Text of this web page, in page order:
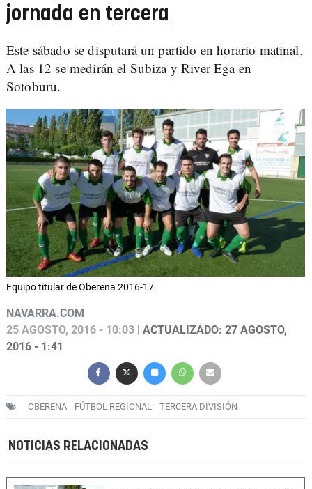
jornada en tercera
Este sábado se disputará un partido en horario matinal.
A las 12 se medirán el Subiza y River Ega en
Sotoburu.
Equipo titular de Oberena 2016-17.
NAVARRA.COM
25 AGOSTO, 2016 - 10:03 | ACTUALIZADO: 27 AGOSTO,
2016 - 1:41
OBERENA FÚTBOL REGIONAL TERCERA DIVISIÓN
NOTICIAS RELACIONADAS